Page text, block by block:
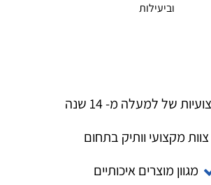
וביעילות
של למעלה מ- 14 שנה
צוות מקצועי וותיק בתחום
מגוון מוצרים איכותיים